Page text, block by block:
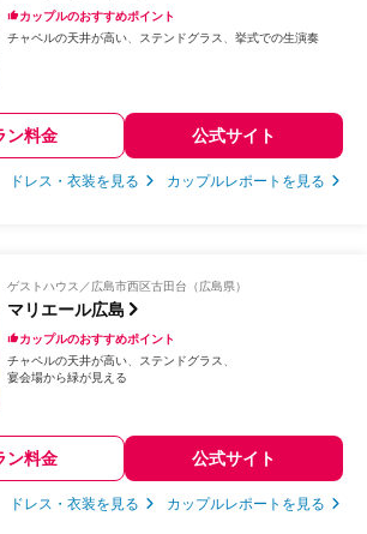
カップルのおすすめポイント
チャペルの天井が高い
ステンドグラス 挙式での生演奏
ン料金 公式サイト
ドレス・衣装を見る カップルレポートを見る
ゲストハウス 広島市西区古田台（広島県）
マリエール広島
カップルのおすすめポイント
チャペルの天井が高い
ステンドグラス
宴会場から緑が見える
ン料金 公式サイト
ドレス・衣装を見る カップルレポートを見る